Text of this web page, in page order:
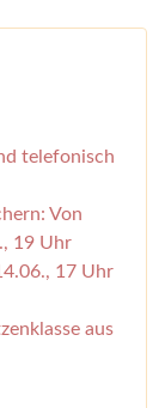
telefonisch
Von
19 Uhr
17 Uhr
aus